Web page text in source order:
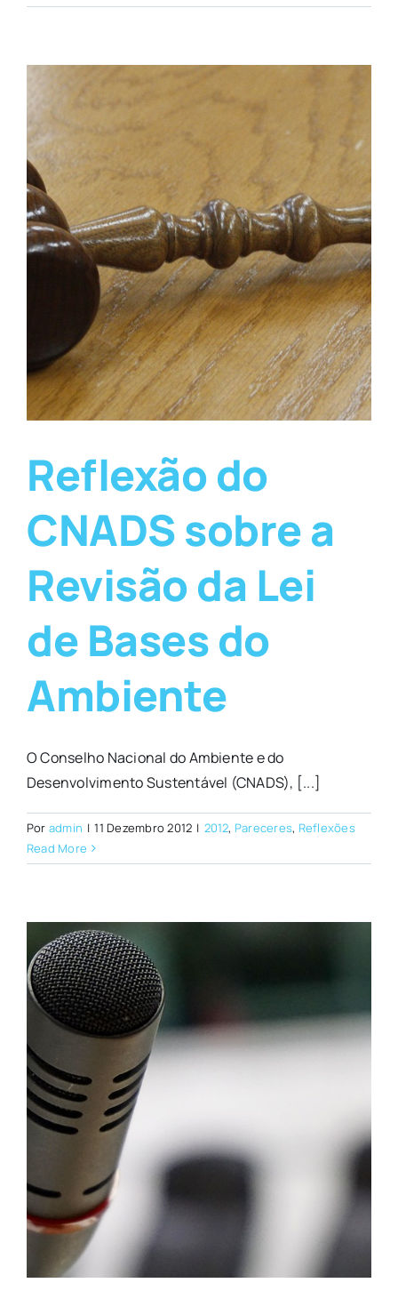
Reflexão do
CNADS sobre a
Revisão da Lei
de Bases do
Ambiente
O Conselho Nacional do Ambiente e do
Desenvolvimento Sustentável (CNADS), [...]
Por admin | 11 Dezembro 2012 | 2012, Pareceres, Reflexões
Read More